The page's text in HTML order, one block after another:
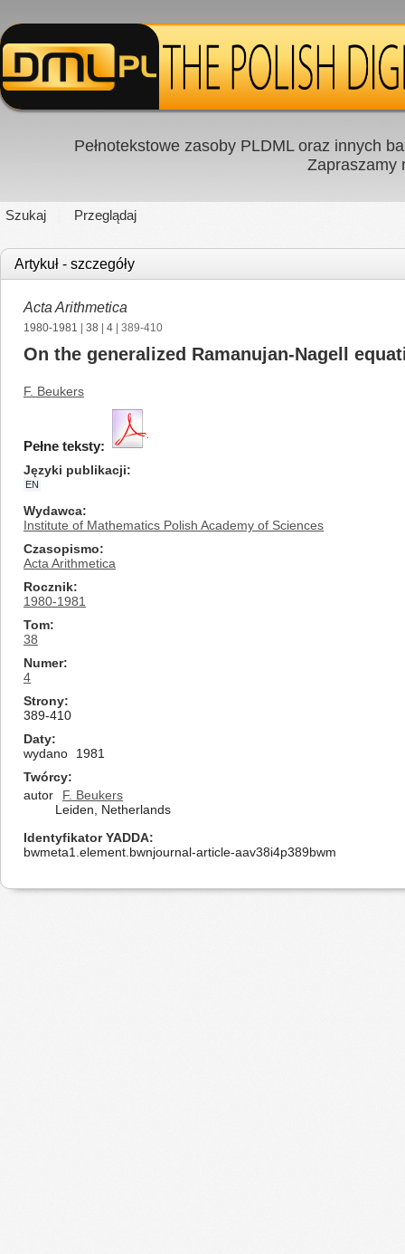
Pełnotekstowe zasoby PLDML oraz innych
Zapraszamy
Szukaj Przeglądaj
Artykuł - szczegóły
Acta Arithmetica
1980-1981 38 4 | 389-410
On the generalized Ramanujan-Nagell
F. Beukers
Pełne teksty:
Języki publikacji
EN
Wydawca
Institute of Mathematics Polish Academy of Sciences
Czasopismo
Acta Arithmetica
Rocznik
1980-1981
Tom
38
Numer
4
Strony
389-410
Daty
wydano
1981
Twórcy
autor
F. Beukers
Leiden, Netherlands
Identyfikator YADDA
bwmeta1.element.bwnjournal-article-aav38i4p389bwm